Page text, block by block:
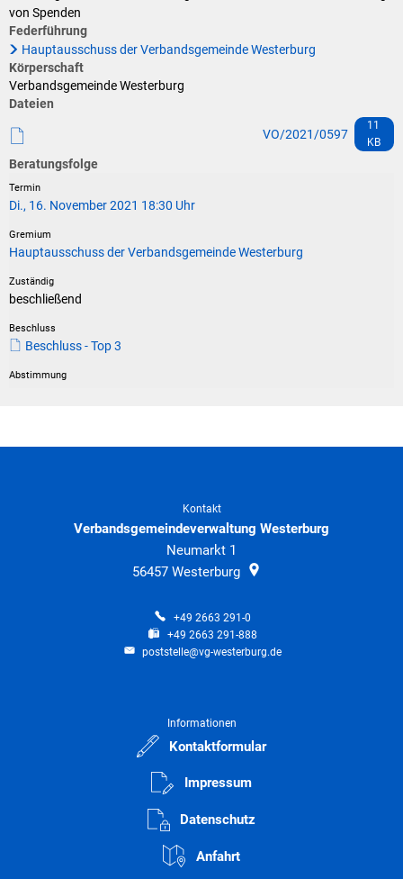
Förderungen der VG für private Umbauten
Feuerwehr
Allgemeine Informationen
Seniorenmobilität/Jugendtaxi/Fahrservice
Ehrenamtskarte des Westerwaldkreises
Westerwaldbad
von Spenden
Federführung
Hauptausschuss der Verbandsgemeinde Westerburg
Körperschaft
Verbandsgemeinde Westerburg
Dateien
VO/2021/0597
11
KB
Beratungsfolge
Di., 16. November 2021 18:30 Uhr
Hauptausschuss der Verbandsgemeinde Westerburg
beschließend
Beschluss - Top 3
Kontakt
Verbandsgemeindeverwaltung Westerburg
Neumarkt 1
56457 Westerburg
+49 2663 291-0
+49 2663 291-888
poststelle@vg-westerburg.de
Informationen
Kontaktformular
Impressum
Datenschutz
Anfahrt